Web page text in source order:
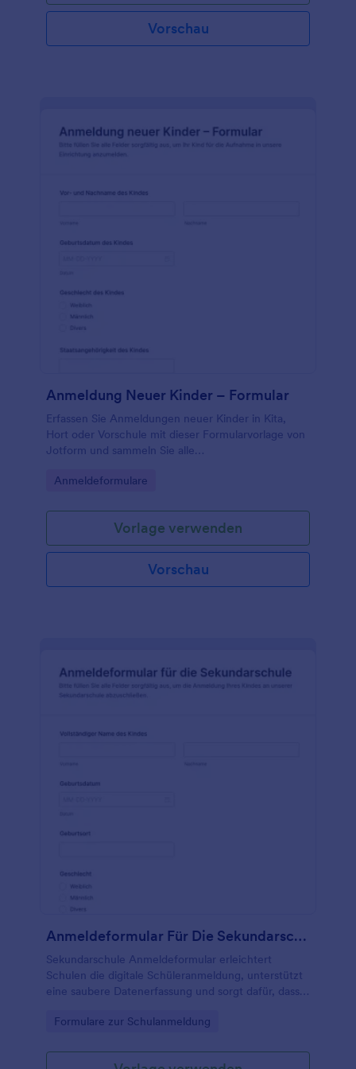
Vorschau
Anmeldung Neuer Kinder – Formular
Erfassen Sie Anmeldungen neuer Kinder in Kita,
Hort oder Vorschule mit dieser Formularvorlage von
Jotform und sammeln Sie alle
Daten erfassen und schnelle Bearbeitung.
Go to Category:
Anmeldeformulare
Vorlage verwenden
Vorschau
Anmeldeformular Für Die Sekundarschule
Sekundarschule Anmeldeformular erleichtert
Schulen die digitale Schüleranmeldung, unterstützt
eine saubere Datenerfassung und sorgt dafür, dass
Verwaltung übermitteln können.
Go to Category:
Formulare zur Schulanmeldung